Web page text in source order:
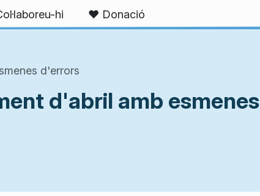
hi ❤️ Donació
d'errors
d'abril amb esmenes